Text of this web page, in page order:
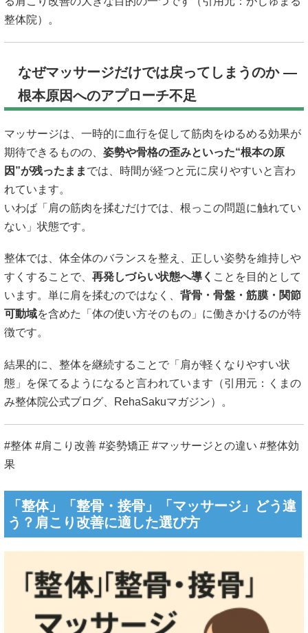
整体院）。
なぜマッサージだけでは戻ってしまうのか ―
根本原因へのアプローチ不足
マッサージは、一時的に血行を促して筋肉をゆるめる効果が
期待できるものの、 姿勢や骨格の歪みといった“根本の原
因”が残ったまま では、時間が経つと元に戻りやすいと言わ
れています。
いわば「肩の筋肉を揉むだけでは、根っこの問題に触れてい
ない」状態です。
整体では、体全体のバランスを整え、正しい姿勢を維持しや
すくすることで、 再発しづらい状態へ導く ことを目的として
います。単に肩を揉むのではなく、 背骨・骨盤・筋膜・関節
可動域を含めた「体の使い方そのもの」に働きかけるのが特
徴です。
結果的に、整体を継続することで「肩が軽くなりやすい状
態」を保てるようになると言われています（引用元：
くまの
み整体院公式ブログ
RehaSakuマガジン）。
#整体 #肩こり改善 #姿勢矯正 #マッサージとの違い #整体効
果
「整体」「整骨・接骨」「マッサージ」どう違
う？肩こり改善に適した選び方